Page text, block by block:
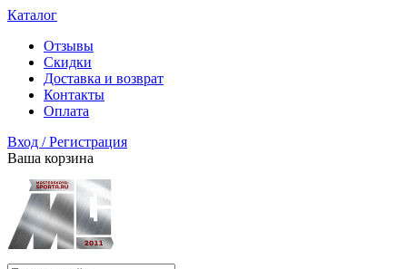
Каталог
Отзывы
Скидки
Доставка и возврат
Контакты
Оплата
Вход / Регистрация
Ваша корзина